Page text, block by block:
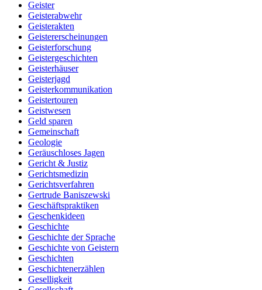
Geister
Geisterabwehr
Geisterakten
Geistererscheinungen
Geisterforschung
Geistergeschichten
Geisterhäuser
Geisterjagd
Geisterkommunikation
Geistertouren
Geistwesen
Geld sparen
Gemeinschaft
Geologie
Geräuschloses Jagen
Gericht & Justiz
Gerichtsmedizin
Gerichtsverfahren
Gertrude Baniszewski
Geschäftspraktiken
Geschenkideen
Geschichte
Geschichte der Sprache
Geschichte von Geistern
Geschichten
Geschichtenerzählen
Geselligkeit